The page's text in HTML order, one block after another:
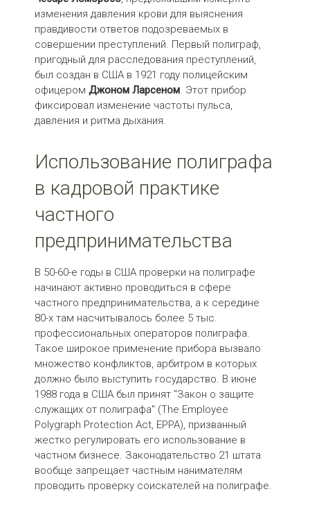
изменения давления крови для выяснения
правдивости ответов подозреваемых в
совершении преступлений. Первый полиграф,
пригодный для расследования преступлений,
был создан в США в 1921 году полицейским
офицером Джоном Ларсеном. Этот прибор
фиксировал изменение частоты пульса,
давления и ритма дыхания.
Использование полиграфа
в кадровой практике
частного
предпринимательства
В 50-60-е годы в США проверки на полиграфе
начинают активно проводиться в сфере
частного предпринимательства, а к середине
80-х там насчитывалось более 5 тыс.
профессиональных операторов полиграфа.
Такое широкое применение прибора вызвало
множество конфликтов, арбитром в которых
должно было выступить государство. В июне
1988 года в США был принят "Закон о защите
служащих от полиграфа" (The Employee
Polygraph Protection Act, ЕРРА), призванный
жестко регулировать его использование в
частном бизнесе. Законодательство 21 штата
вообще запрещает частным нанимателям
проводить проверку соискателей на полиграфе.